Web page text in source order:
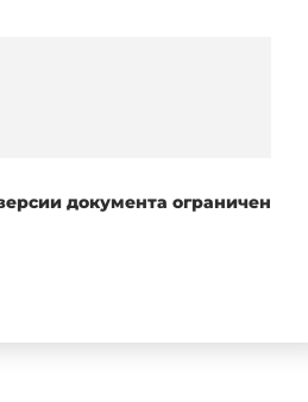
документа ограничен